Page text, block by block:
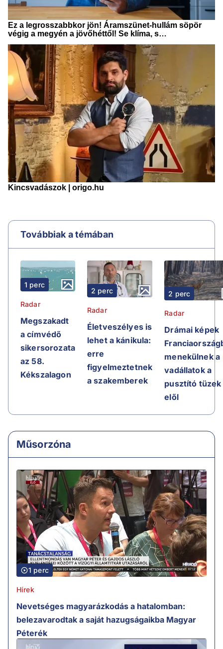
Továbbiak a témában
1 perc
Radar
Megszakadt
a címvédő
sikersorozata
az 58.
Kékszalagon
2 perc
Radar
Életveszélyes is
lehet a kánikula:
erre
figyelmeztetnek
a szakemberek
2 perc
Radar
Drámai képek
menekülnek a
vadállatok a
pusztító tüzek
elől
Műsorzóna
1 perc
Hírek
Nevetséges magyarázkodás a hatalomban:
belezavarodtak a saját hazugságaikba Magyar
Péterék